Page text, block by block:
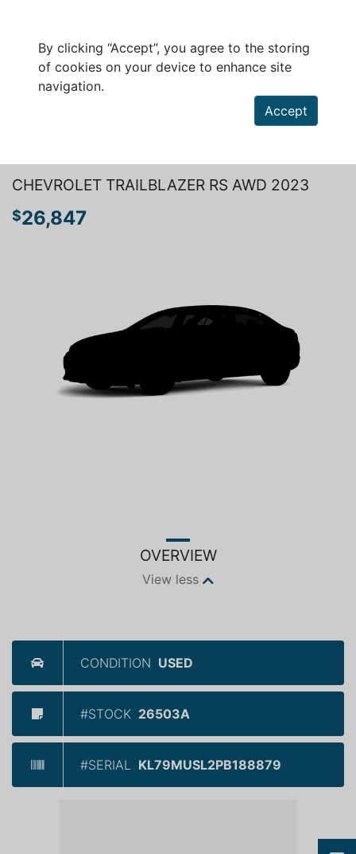
By clicking “Accept”, you agree to the storing
of cookies on your device to enhance site
navigation.
Accept
CHEVROLET TRAILBLAZER RS AWD 2023
$26,847
OVERVIEW
View less
CONDITION USED
#STOCK 26503A
#SERIAL KL79MUSL2PB188879